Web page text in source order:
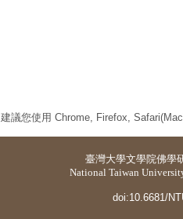
建議您使用 Chrome, Firefox,
臺灣大學文學院佛學
National Taiwan
doi:10.6681/